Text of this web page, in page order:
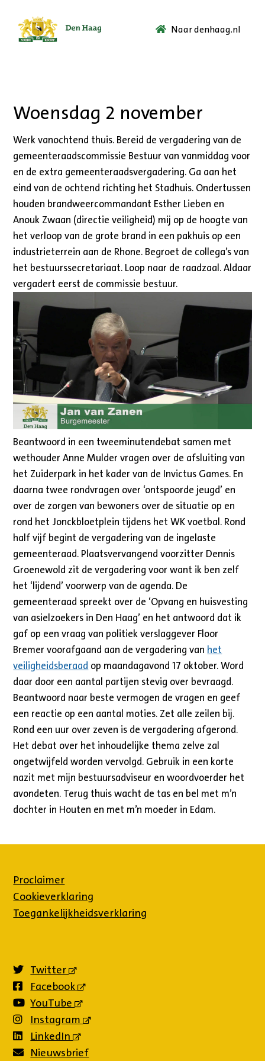
Ga
Naar denhaag.nl
Woensdag 2 november
Werk vanochtend thuis. Bereid de vergadering van de
gemeenteraadscommissie Bestuur van vanmiddag voor
en de extra gemeenteraadsvergadering. Ga aan het
eind van de ochtend richting het Stadhuis. Ondertussen
houden brandweercommandant Esther Lieben en
Anouk Zwaan (directie veiligheid) mij op de hoogte van
het verloop van de grote brand in een pakhuis op een
industrieterrein aan de Rhone. Begroet de collega’s van
het bestuurssecretariaat. Loop naar de raadzaal. Aldaar
vergadert eerst de commissie bestuur.
Beantwoord in een tweeminutendebat samen met
wethouder Anne Mulder vragen over de afsluiting van
het Zuiderpark in het kader van de Invictus Games. En
daarna twee rondvragen over ‘ontspoorde jeugd’ en
over de zorgen van bewoners over de situatie op en
rond het Jonckbloetplein tijdens het WK voetbal. Rond
half vijf begint de vergadering van de ingelaste
gemeenteraad. Plaatsvervangend voorzitter Dennis
Groenewold zit de vergadering voor want ik ben zelf
het ‘lijdend’ voorwerp van de agenda. De
gemeenteraad spreekt over de ‘Opvang en huisvesting
van asielzoekers in Den Haag’ en het antwoord dat ik
gaf op een vraag van politiek verslaggever Floor
Bremer voorafgaand aan de vergadering van het
veiligheidsberaad op maandagavond 17 oktober. Word
daar door een aantal partijen stevig over bevraagd.
Beantwoord naar beste vermogen de vragen en geef
een reactie op een aantal moties. Zet alle zeilen bij.
Rond een uur over zeven is de vergadering afgerond.
Het debat over het inhoudelijke thema zelve zal
ongetwijfeld worden vervolgd. Gebruik in een korte
nazit met mijn bestuursadviseur en woordvoerder het
avondeten. Terug thuis wacht de tas en bel met m’n
dochter in Houten en met m’n moeder in Edam.
Proclaimer
Cookieverklaring
Toegankelijkheidsverklaring
Twitter
(externe
Facebook
(externe
YouTube
(externe
Instagram
(externe
LinkedIn
(externe
link)
Nieuwsbrief